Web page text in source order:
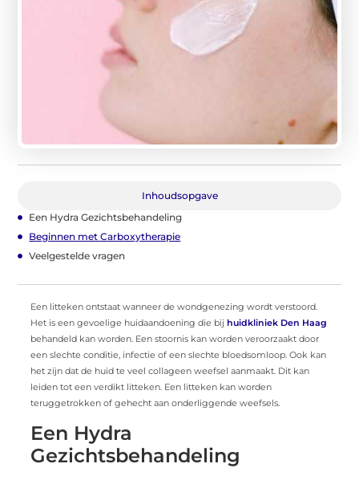
Inhoudsopgave
Een Hydra Gezichtsbehandeling
Beginnen met Carboxytherapie
Veelgestelde vragen
Een litteken ontstaat wanneer de wondgenezing wordt verstoord.
Het is een gevoelige huidaandoening die bij huidkliniek Den Haag
behandeld kan worden. Een stoornis kan worden veroorzaakt door
een slechte conditie, infectie of een slechte bloedsomloop. Ook kan
het zijn dat de huid te veel collageen weefsel aanmaakt. Dit kan
leiden tot een verdikt litteken. Een litteken kan worden
teruggetrokken of gehecht aan onderliggende weefsels.
Een Hydra
Gezichtsbehandeling